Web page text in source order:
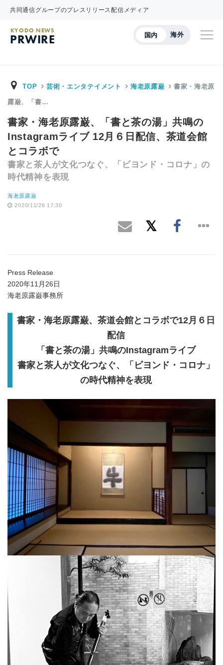
共同通信グループのプレスリリース配信メディア
国内 海外
KYODO NEWS
PRWIRE
TOP 芸術・エンタテイメント 海老原露巌 書家・海老原
露巌、「書…
書家・海老原露巌、「書と茶の湯」共鳴の
Instagramライブ 12月６日配信、茶道会館
とコラボで
書家と茶人が文化つなぐ、「ビヨンド・コロナ」の
時代精神を表現
海老原露巌
2020/11/26 17:30
Press Release
2020年11月26日
海老原露巌事務所
書家・海老原露巌、茶道会館とコラボで12月６日
配信
「書と茶の湯」共鳴のInstagramライブ
書家と茶人が文化つなぐ、「ビヨンド・コロナ」
の時代精神を表現